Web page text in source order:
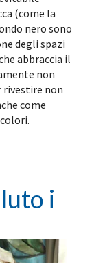
(come la
nero sono
degli spazi
abbraccia il
non
rivestire non
come
i